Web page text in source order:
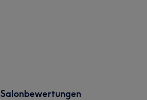
Salonbewertungen